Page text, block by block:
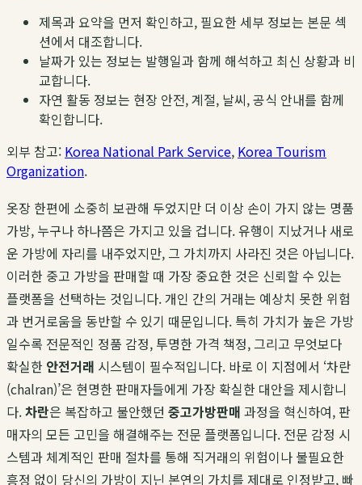
제목과 요약을 먼저 확인하고, 필요한 세부 정보는 본문 섹
션에서 대조합니다.
날짜가 있는 정보는 발행일과 함께 해석하고 최신 상황과 비
교합니다.
자연 활동 정보는 현장 안전, 계절, 날씨, 공식 안내를 함께
확인합니다.
외부 참고: Korea National Park Service, Korea Tourism
Organization.
옷장 한편에 소중히 보관해 두었지만 더 이상 손이 가지 않는 명품
가방, 누구나 하나쯤은 가지고 있을 겁니다. 유행이 지났거나 새로
운 가방에 자리를 내주었지만, 그 가치까지 사라진 것은 아닙니다.
이러한 중고 가방을 판매할 때 가장 중요한 것은 신뢰할 수 있는
플랫폼을 선택하는 것입니다. 개인 간의 거래는 예상치 못한 위험
과 번거로움을 동반할 수 있기 때문입니다. 특히 가치가 높은 가방
일수록 전문적인 정품 감정, 투명한 가격 책정, 그리고 무엇보다
확실한 안전거래 시스템이 필수적입니다. 바로 이 지점에서 ‘차란
(chalran)’은 현명한 판매자들에게 가장 확실한 대안을 제시합니
다.차란은 복잡하고 불안했던 중고가방판매 과정을 혁신하여, 판
매자의 모든 고민을 해결해주는 전문 플랫폼입니다. 전문 감정 시
스템과 체계적인 판매 절차를 통해 직거래의 위험이나 불필요한
흥정 없이 당신의 가방이 지닌 본연의 가치를 제대로 인정받고, 빠